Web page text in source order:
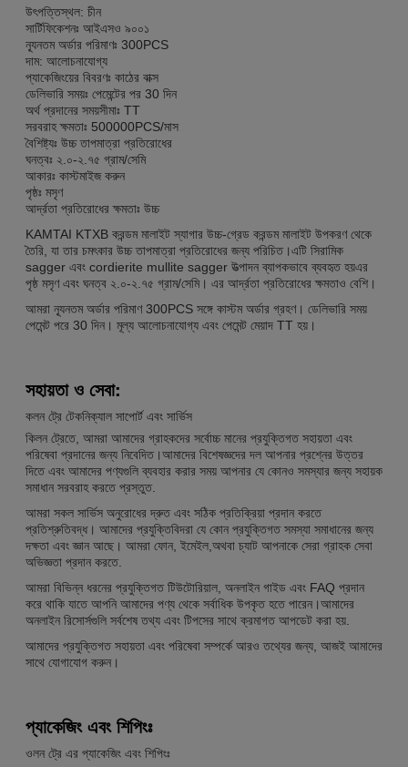
উৎপত্তিস্থল: চীন
সার্টিফিকেশনঃ আইএসও ৯০০১
ন্যূনতম অর্ডার পরিমাণঃ 300PCS
দাম: আলোচনাযোগ্য
প্যাকেজিংয়ের বিবরণঃ কাঠের বাক্স
ডেলিভারি সময়ঃ পেমেন্টের পর 30 দিন
অর্থ প্রদানের সময়সীমাঃ TT
সরবরাহ ক্ষমতাঃ 500000PCS/মাস
বৈশিষ্ট্যঃ উচ্চ তাপমাত্রা প্রতিরোধের
ঘনত্বঃ ২.০-২.৭৫ গ্রাম/সেমি
আকারঃ কাস্টমাইজ করুন
পৃষ্ঠঃ মসৃণ
আর্দ্রতা প্রতিরোধের ক্ষমতাঃ উচ্চ
KAMTAI KTXB করন্ডম মালাইট স্যাগার উচ্চ-গ্রেড করন্ডম মালাইট উপকরণ থেকে
তৈরি, যা তার চমৎকার উচ্চ তাপমাত্রা প্রতিরোধের জন্য পরিচিত।এটি সিরামিক
sagger এবং cordierite mullite sagger উত্পাদন ব্যাপকভাবে ব্যবহৃত হয়এর
পৃষ্ঠ মসৃণ এবং ঘনত্ব ২.০-২.৭৫ গ্রাম/সেমি। এর আর্দ্রতা প্রতিরোধের ক্ষমতাও বেশি।
আমরা ন্যূনতম অর্ডার পরিমাণ 300PCS সঙ্গে কাস্টম অর্ডার গ্রহণ। ডেলিভারি সময়
পেমেন্ট পরে 30 দিন। মূল্য আলোচনাযোগ্য এবং পেমেন্ট মেয়াদ TT হয়।
সহায়তা ও সেবা:
কলন ট্রে টেকনিক্যাল সাপোর্ট এবং সার্ভিস
কিলন ট্রেতে, আমরা আমাদের গ্রাহকদের সর্বোচ্চ মানের প্রযুক্তিগত সহায়তা এবং
পরিষেবা প্রদানের জন্য নিবেদিত।আমাদের বিশেষজ্ঞদের দল আপনার প্রশ্নের উত্তর
দিতে এবং আমাদের পণ্যগুলি ব্যবহার করার সময় আপনার যে কোনও সমস্যার জন্য সহায়ক
সমাধান সরবরাহ করতে প্রস্তুত.
আমরা সকল সার্ভিস অনুরোধের দ্রুত এবং সঠিক প্রতিক্রিয়া প্রদান করতে
প্রতিশ্রুতিবদ্ধ। আমাদের প্রযুক্তিবিদরা যে কোন প্রযুক্তিগত সমস্যা সমাধানের জন্য
দক্ষতা এবং জ্ঞান আছে। আমরা ফোন, ইমেইল,অথবা চ্যাট আপনাকে সেরা গ্রাহক সেবা
অভিজ্ঞতা প্রদান করতে.
আমরা বিভিন্ন ধরনের প্রযুক্তিগত টিউটোরিয়াল, অনলাইন গাইড এবং FAQ প্রদান
করে থাকি যাতে আপনি আমাদের পণ্য থেকে সর্বাধিক উপকৃত হতে পারেন।আমাদের
অনলাইন রিসোর্সগুলি সর্বশেষ তথ্য এবং টিপসের সাথে ক্রমাগত আপডেট করা হয়.
আমাদের প্রযুক্তিগত সহায়তা এবং পরিষেবা সম্পর্কে আরও তথ্যের জন্য, আজই আমাদের
সাথে যোগাযোগ করুন।
প্যাকেজিং এবং শিপিংঃ
ওলন ট্রে এর প্যাকেজিং এবং শিপিংঃ